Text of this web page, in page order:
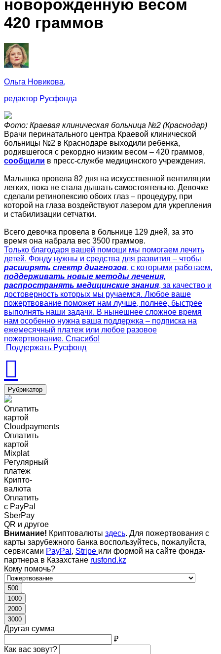
новорожденную весом
420 граммов
Ольга Новикова,
редактор Русфонда
Фото: Краевая клиническая больница №2 (Краснодар)
Врачи перинатального центра Краевой клинической
больницы №2 в Краснодаре выходили ребенка,
родившегося с рекордно низким весом – 420 граммов,
сообщили в пресс-службе медицинского учреждения.
Малышка провела 82 дня на искусственной вентиляции
легких, пока не стала дышать самостоятельно. Девочке
сделали ретинопексию обоих глаз – процедуру, при
которой на глаза воздействуют лазером для укрепления
и стабилизации сетчатки.
Всего девочка провела в больнице 129 дней, за это
время она набрала вес 3500 граммов.
Только благодаря вашей помощи мы помогаем лечить
детей. Фонду нужны и средства для развития – чтобы
расширять спектр диагнозов, с которыми работаем,
поддерживать новые методы лечения,
распространять медицинские знания, за качество и
достоверность которых мы ручаемся. Любое ваше
пожертвование поможет нам лучше, полнее, быстрее
выполнять наши задачи. В нынешнее сложное время
нам особенно нужна ваша поддержка – подписка на
ежемесячный платеж или любое разовое
пожертвование. Спасибо!
Поддержать Русфонд
Рубрикатор
Оплатить
картой
Cloudpayments
Оплатить
картой
Mixplat
Регулярный
платеж
Крипто-
валюта
Оплатить
c PayPal
SberPay
QR и другое
Внимание! Криптовалюты здесь. Для пожертвования с
карты зарубежного банка воспользуйтесь, пожалуйста,
сервисами PayPal , Stripe или формой на сайте фонда-
партнера в Казахстане rusfond.kz
Кому помочь?
500
1000
2000
3000
Другая сумма
₽
Как вас зовут?